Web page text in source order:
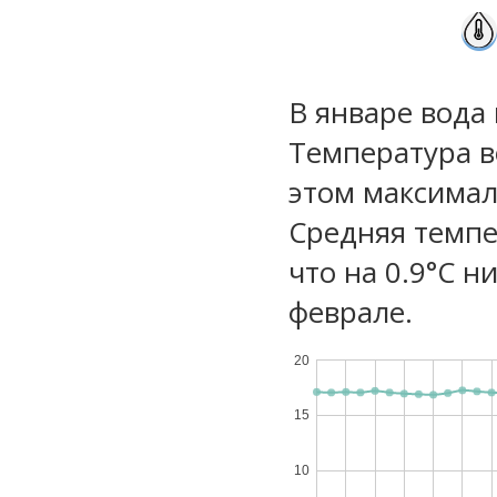
В январе
Температура
этом
Средняя
что на 0.9°C
феврале.
10
15
20